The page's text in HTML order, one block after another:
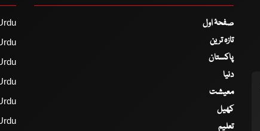
صفحۂ اول
تازہ ترین
پاکستان
دنیا
معیشت
کھیل
تعلیم